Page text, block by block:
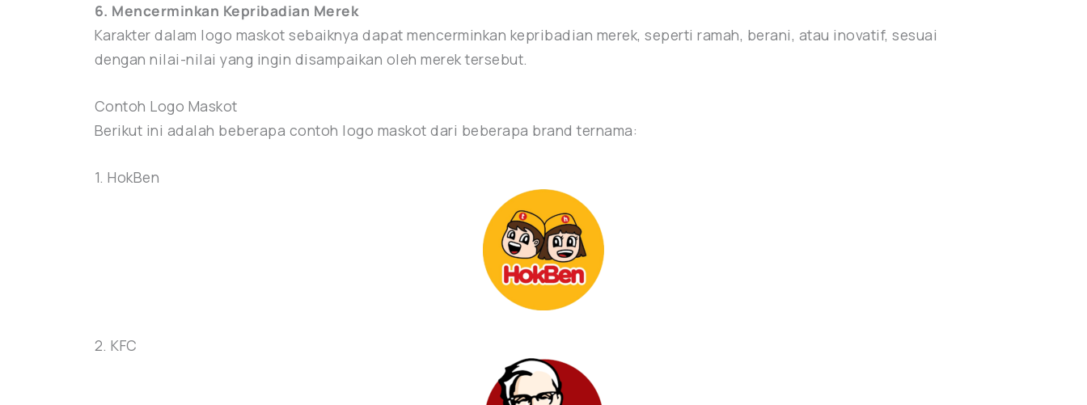
6. Mencerminkan Kepribadian Merek
Karakter dalam logo maskot sebaiknya dapat mencerminkan kepribadian merek, seperti ramah, berani, atau inovatif, sesuai
dengan nilai-nilai yang ingin disampaikan oleh merek tersebut.
Contoh Logo Maskot
Berikut ini adalah beberapa contoh logo maskot dari beberapa brand ternama:
1. HokBen
2. KFC